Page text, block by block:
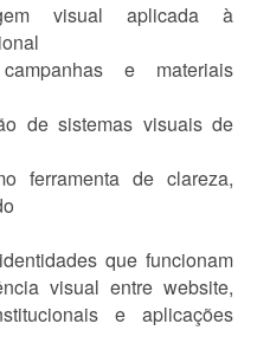
visual aplicada à
e materiais
de sistemas visuais de
ferramenta de clareza,
que funcionam
visual entre website,
e aplicações